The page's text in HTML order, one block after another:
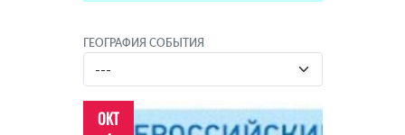
ГЕОГРАФИЯ СОБЫТИЯ
ОКТ